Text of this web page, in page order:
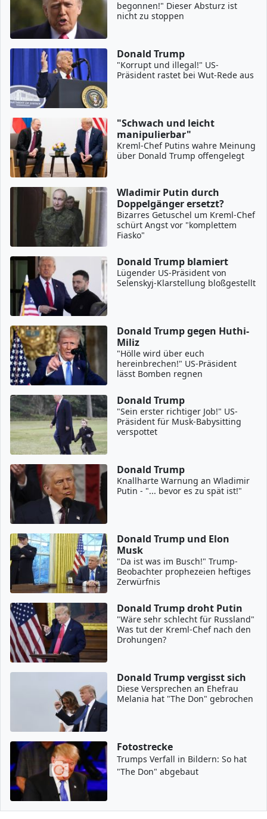
begonnen!" Dieser Absturz ist
nicht zu stoppen
Donald Trump
"Korrupt und illegal!" US-
Präsident rastet bei Wut-Rede aus
"Schwach und leicht
manipulierbar"
Kreml-Chef Putins wahre Meinung
über Donald Trump offengelegt
Wladimir Putin durch
Doppelgänger ersetzt?
Bizarres Getuschel um Kreml-Chef
schürt Angst vor "komplettem
Fiasko"
Donald Trump blamiert
Lügender US-Präsident von
Selenskyj-Klarstellung bloßgestellt
Donald Trump gegen Huthi-
Miliz
"Hölle wird über euch
hereinbrechen!" US-Präsident
lässt Bomben regnen
Donald Trump
"Sein erster richtiger Job!" US-
Präsident für Musk-Babysitting
verspottet
Donald Trump
Knallharte Warnung an Wladimir
Putin - "... bevor es zu spät ist!"
Donald Trump und Elon
Musk
"Da ist was im Busch!" Trump-
Beobachter prophezeien heftiges
Zerwürfnis
Donald Trump droht Putin
"Wäre sehr schlecht für Russland"
Was tut der Kreml-Chef nach den
Drohungen?
Donald Trump vergisst sich
Diese Versprechen an Ehefrau
Melania hat "The Don" gebrochen
Fotostrecke
Trumps Verfall in Bildern: So hat
"The Don" abgebaut